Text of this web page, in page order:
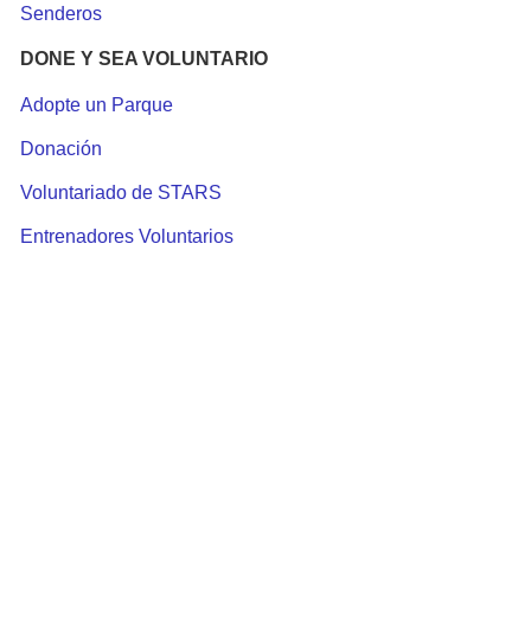
Senderos
DONE Y SEA VOLUNTARIO
Adopte un Parque
Donación
Voluntariado de STARS
Entrenadores Voluntarios